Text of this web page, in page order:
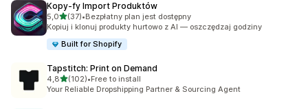
Kopy‑fy Import Produktów
5,0na 5 gwiazdek
(37)
Łączna liczba recenzji: 37
•Bezpłatny plan jest dostępny
Kopiuj i klonuj produkty hurtowo z AI — oszczędzaj godziny
Built for Shopify
Tapstitch: Print on Demand
4,8na 5 gwiazdek
(102)
Łączna liczba recenzji: 102
•Free to install
Your Reliable Dropshipping Partner & Sourcing Agent